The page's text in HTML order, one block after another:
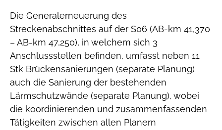
Die Generalerneuerung des
Streckenabschnittes auf der S06 (AB-km 41,370
– AB-km 47,250), in welchem sich 3
Anschlussstellen befinden, umfasst neben 11
Stk Brückensanierungen (separate Planung)
auch die Sanierung der bestehenden
Lärmschutzwände (separate Planung), wobei
die koordinierenden und zusammenfassenden
Tätigkeiten zwischen allen Planern